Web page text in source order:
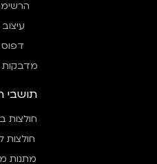
מדבקות
תושבי
חולצות
חולצות
מתנות